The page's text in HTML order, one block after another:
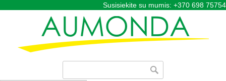
Susisiekite su mumis: +370 698 75754
Paieškos forma